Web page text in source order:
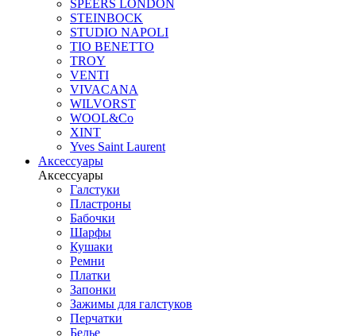
SPEERS LONDON
STEINBOCK
STUDIO NAPOLI
TIO BENETTO
TROY
VENTI
VIVACANA
WILVORST
WOOL&Co
XINT
Yves Saint Laurent
Аксессуары
Аксессуары
Галстуки
Пластроны
Бабочки
Шарфы
Кушаки
Ремни
Платки
Запонки
Зажимы для галстуков
Перчатки
Белье